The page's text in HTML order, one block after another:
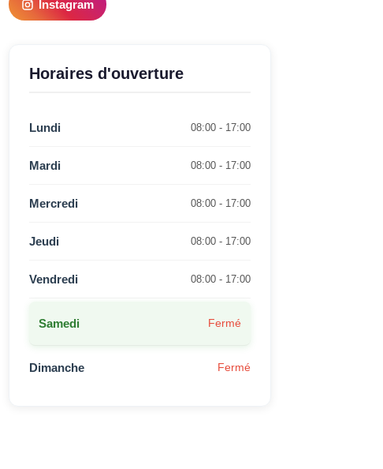
Instagram
Horaires d'ouverture
Lundi 08:00 - 17:00
Mardi 08:00 - 17:00
Mercredi 08:00 - 17:00
Jeudi 08:00 - 17:00
Vendredi 08:00 - 17:00
Samedi Fermé
Dimanche Fermé